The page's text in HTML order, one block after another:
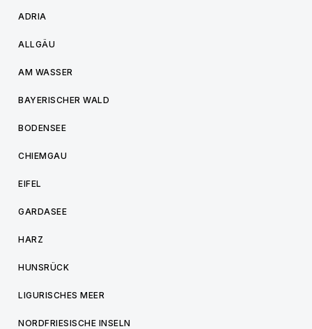
ADRIA
ALLGÄU
AM WASSER
BAYERISCHER WALD
BODENSEE
CHIEMGAU
EIFEL
GARDASEE
HARZ
HUNSRÜCK
LIGURISCHES MEER
NORDFRIESISCHE INSELN